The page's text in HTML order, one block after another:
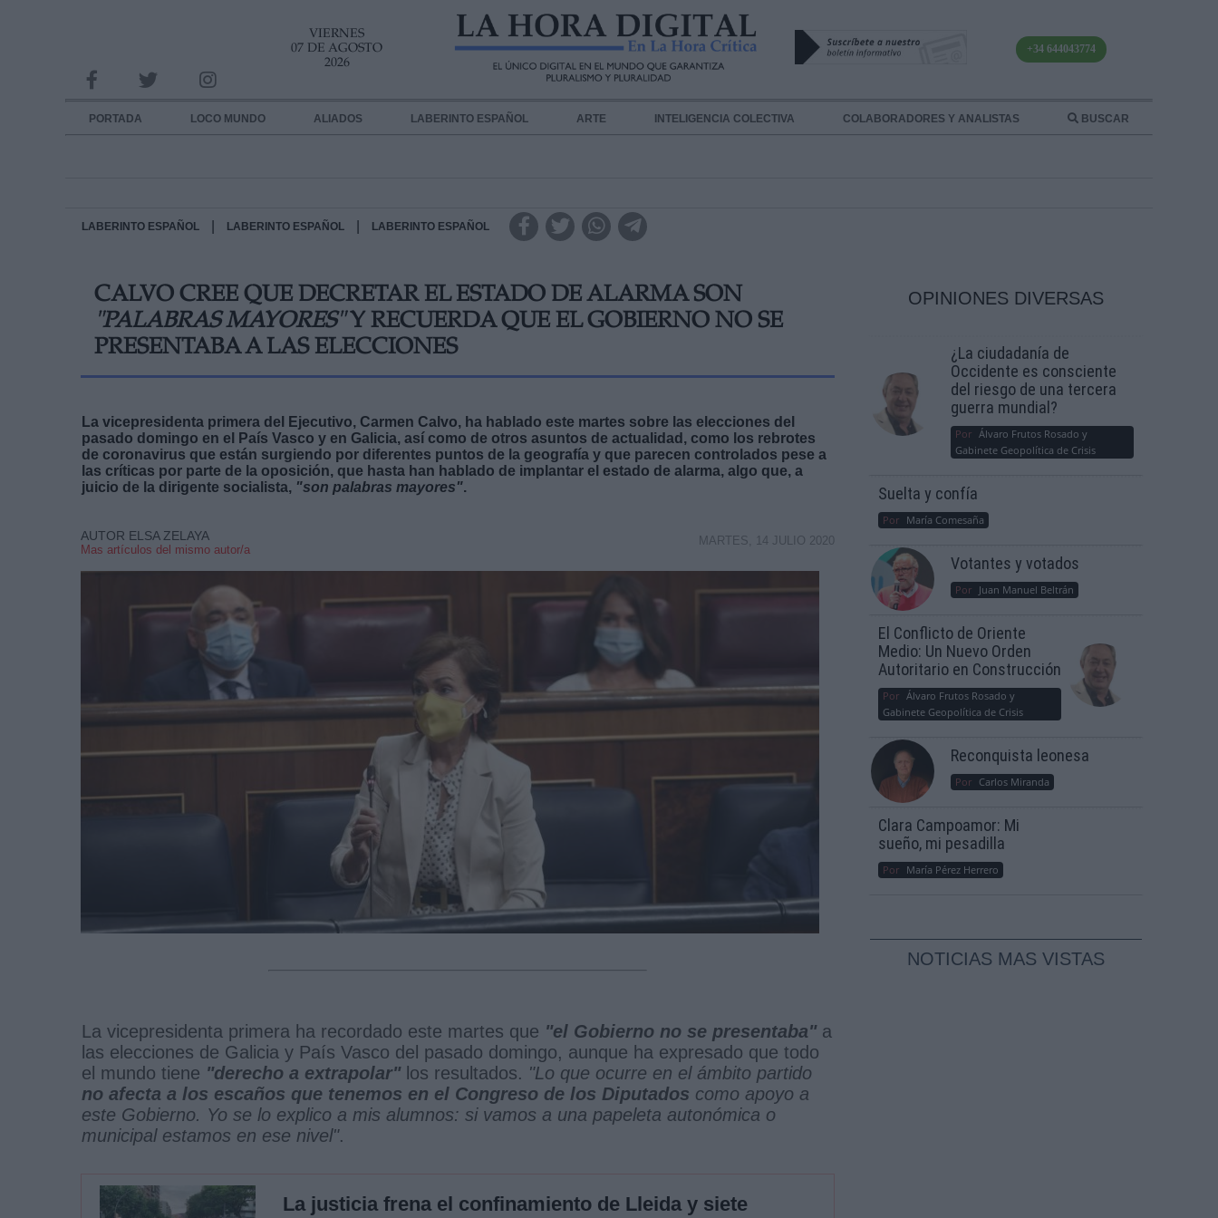
VIERNES
07 DE AGOSTO
2026
+34 644043774
PORTADA LOCO MUNDO ALIADOS LABERINTO ESPAÑOL ARTE INTELIGENCIA COLECTIVA COLABORADORES Y ANALISTAS BUSCAR
LABERINTO ESPAÑOL LABERINTO ESPAÑOL LABERINTO ESPAÑOL
CALVO CREE QUE DECRETAR EL ESTADO DE ALARMA SON
"PALABRAS MAYORES"Y RECUERDA QUE EL GOBIERNO NO SE
PRESENTABA A LAS ELECCIONES
La vicepresidenta primera del Ejecutivo, Carmen Calvo, ha hablado este martes sobre las elecciones del
pasado domingo en el País Vasco y en Galicia, así como de otros asuntos de actualidad, como los rebrotes
de coronavirus que están surgiendo por diferentes puntos de la geografía y que parecen controlados pese a
las críticas por parte de la oposición, que hasta han hablado de implantar el estado de alarma, algo que, a
juicio de la dirigente socialista, "son palabras mayores".
AUTOR ELSA ZELAYA
Mas artículos del mismo autor/a
MARTES, 14 JULIO 2020
La vicepresidenta primera ha recordado este martes que "el Gobierno no se presentaba"a
las elecciones de Galicia y País Vasco del pasado domingo, aunque ha expresado que todo
el mundo tiene "derecho a extrapolar"los resultados. "Lo que ocurre en el ámbito partido
no afecta a los escaños que tenemos en el Congreso de los Diputados como apoyo a
este Gobierno. Yo se lo explico a mis alumnos: si vamos a una papeleta autonómica o
municipal estamos en ese nivel".
La justicia frena el confinamiento de Lleida y siete
OPINIONES DIVERSAS
¿La ciudadanía de
Occidente es consciente
del riesgo de una tercera
guerra mundial?
Por Álvaro Frutos Rosado y
Gabinete Geopolítica de Crisis
Suelta y confía
Por María Comesaña
Votantes y votados
Por Juan Manuel Beltrán
El Conflicto de Oriente
Medio: Un Nuevo Orden
Autoritario en Construcción
Por Álvaro Frutos Rosado y
Gabinete Geopolítica de Crisis
Reconquista leonesa
Por Carlos Miranda
Clara Campoamor: Mi
sueño, mi pesadilla
Por María Pérez Herrero
NOTICIAS MAS VISTAS
INFORMACION SOBRE LA PROTECCIÓN DE TUS DATOS
Responsable:
Destinatarios:
link
Información adicional
link